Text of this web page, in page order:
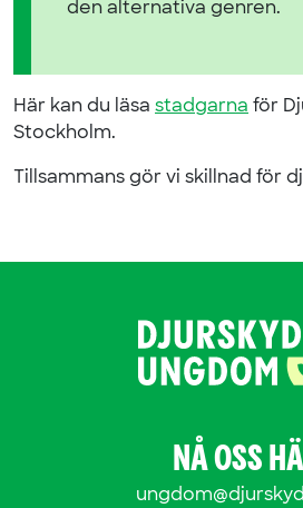
den alternativa genren.
Här kan du läsa stadgarna för
Stockholm.
Tillsammans gör vi skillnad för
NÅ OSS